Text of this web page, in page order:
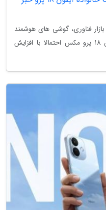
فناوری، گوشی های هوشمند
تازه اپل یعنی آیفون 18 پرو و آیفون 18 پرو مکس احتمالا با افزایش